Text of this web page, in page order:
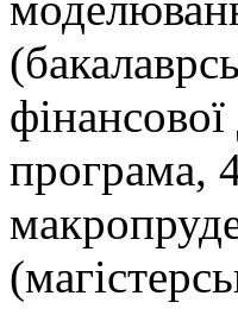
програма,